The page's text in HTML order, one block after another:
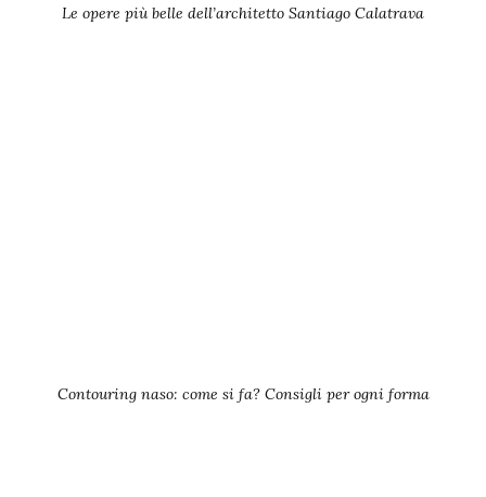
Le opere più belle dell’architetto Santiago Calatrava
Contouring naso: come si fa? Consigli per ogni forma